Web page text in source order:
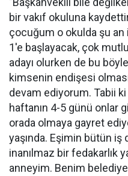
bir vakıf okuluna
çocuğum o okulda şu an
1'e başlayacak, çok
adayı olurken de bu
kimsenin endişesi
devam ediyorum. Tabii
haftanın 4-5 günü onlar
orada olmaya gayret
yaşında. Eşimin bütün
inanılmaz bir fedakarlık
anneyim. Benim belediye